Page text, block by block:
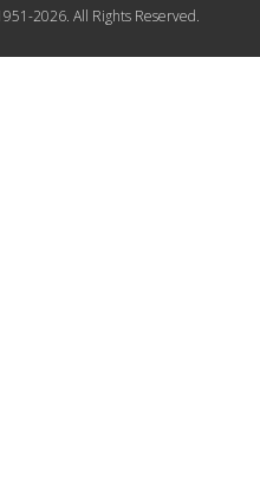
2026. All Rights Reserved.